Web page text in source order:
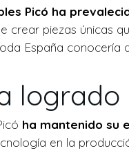
Picó ha
crear piezas únicas
España
ha mantenido su
en la